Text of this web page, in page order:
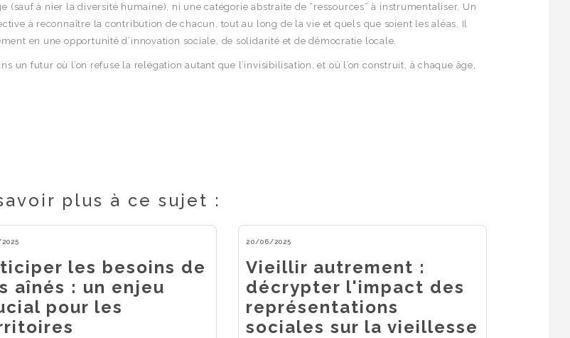
(sauf à nier la diversité humaine), ni une catégorie abstraite de “ressources” à instrumentaliser. Un
à reconnaître la contribution de chacun, tout au long de la vie et quels que soient les aléas. Il
en une opportunité d’innovation sociale, de solidarité et de démocratie locale.
un futur où l’on refuse la relégation autant que l’invisibilisation, et où l’on construit, à chaque âge,
plus à ce sujet :
les besoins de
aînés : un enjeu
pour les
20/06/2025
Vieillir autrement :
décrypter l'impact des
représentations
sociales sur la vieillesse